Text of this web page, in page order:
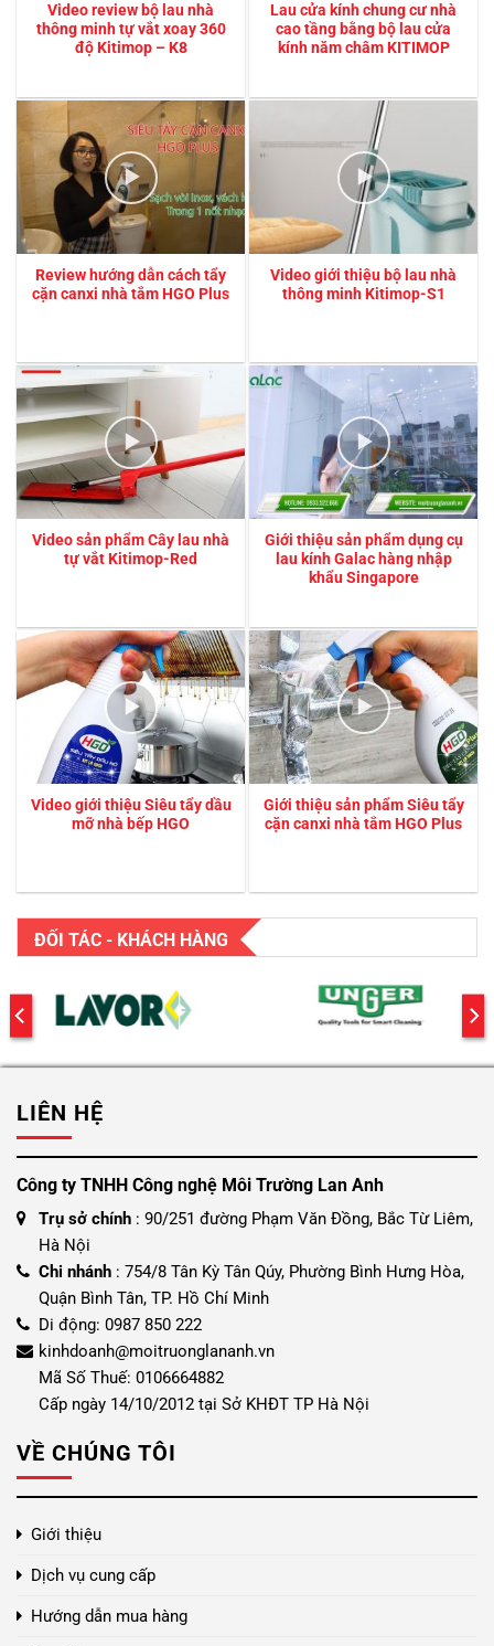
Video review bộ lau nhà
thông minh tự vắt xoay 360
độ Kitimop – K8
Lau cửa kính chung cư nhà
cao tầng bằng bộ lau cửa
kính năm châm KITIMOP
Review hướng dẫn cách tẩy
cặn canxi nhà tắm HGO Plus
Video giới thiệu bộ lau nhà
thông minh Kitimop-S1
Video sản phẩm Cây lau nhà
tự vắt Kitimop-Red
Giới thiệu sản phẩm dụng cụ
lau kính Galac hàng nhập
khẩu Singapore
Video giới thiệu Siêu tẩy dầu
mỡ nhà bếp HGO
Giới thiệu sản phẩm Siêu tẩy
cặn canxi nhà tắm HGO Plus
ĐỐI TÁC - KHÁCH HÀNG
LIÊN HỆ
Công ty TNHH Công nghệ Môi Trường Lan Anh
Trụ sở chính : 90/251 đường Phạm Văn Đồng, Bắc Từ Liêm,
Hà Nội
Chi nhánh : 754/8 Tân Kỳ Tân Qúy, Phường Bình Hưng Hòa,
Quận Bình Tân, TP. Hồ Chí Minh
Di động: 0987 850 222
kinhdoanh@moitruonglananh.vn
Mã Số Thuế: 0106664882
Cấp ngày 14/10/2012 tại Sở KHĐT TP Hà Nội
VỀ CHÚNG TÔI
Giới thiệu
Dịch vụ cung cấp
Hướng dẫn mua hàng